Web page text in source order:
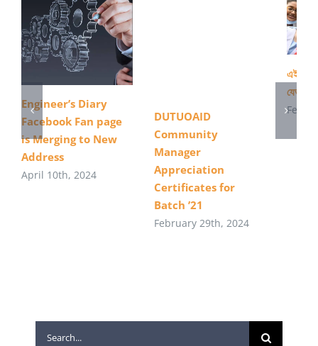
Engineer’s Diary
Facebook Fan page
is Merging to New
Address
April 10th, 2024
DUTUOAID
Community
Manager
Appreciation
Certificates for
Batch ’21
February 29th, 2024
এইস এস
যেভাবে
Search